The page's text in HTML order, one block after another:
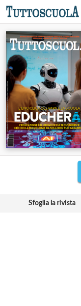
Sfoglia la rivista